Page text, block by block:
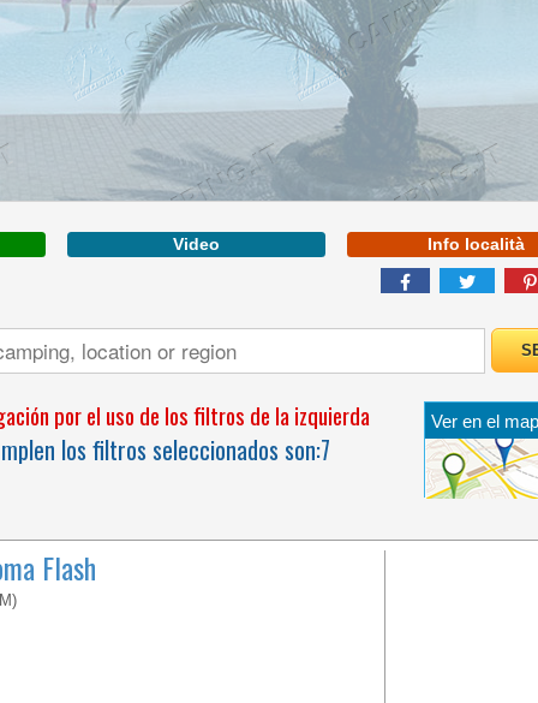
Mayor
Video Info località
por el uso de los filtros de la izquierda
los filtros seleccionados son:7
Ver en el
Flash
A BEACH OVER 1KM
LONG LOCATED IN THE
BEAUTIFUL GOLFO DI
GAETA